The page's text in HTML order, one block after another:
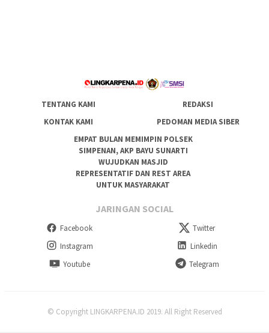
TENTANG KAMI
REDAKSI
KONTAK KAMI
PEDOMAN MEDIA SIBER
EMPAT BULAN MEMIMPIN POLSEK
SIMPENAN, AKP BAYU SUNARTI
WUJUDKAN MASJID
REPRESENTATIF DAN REST AREA
UNTUK MASYARAKAT
JARINGAN SOCIAL
Facebook
Twitter
Instagram
Linkedin
Youtube
Telegram
© Copyright LINGKARPENA.ID 2019. All Right Reserved